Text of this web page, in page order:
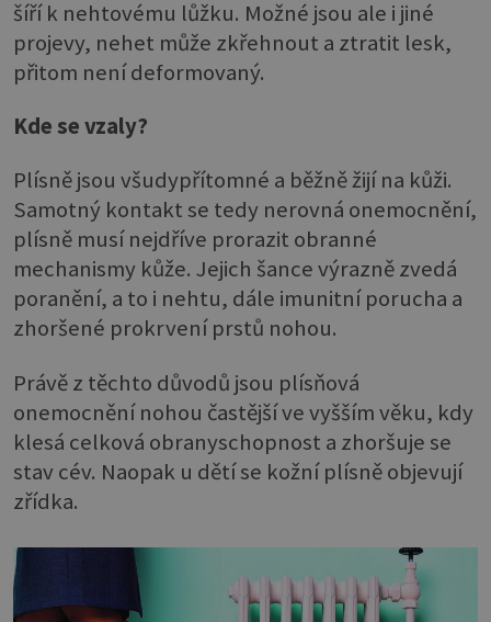
šíří k nehtovému lůžku. Možné jsou ale i jiné
projevy, nehet může zkřehnout a ztratit lesk,
přitom není deformovaný.
Kde se vzaly?
Plísně jsou všudypřítomné a běžně žijí na kůži.
Samotný kontakt se tedy nerovná onemocnění,
plísně musí nejdříve prorazit obranné
mechanismy kůže. Jejich šance výrazně zvedá
poranění, a to i nehtu, dále imunitní porucha a
zhoršené prokrvení prstů nohou.
Právě z těchto důvodů jsou plísňová
onemocnění nohou častější ve vyšším věku, kdy
klesá celková obranyschopnost a zhoršuje se
stav cév. Naopak u dětí se kožní plísně objevují
zřídka.